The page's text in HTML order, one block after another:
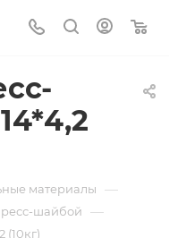
материалы —
шайбой —
(10кг)